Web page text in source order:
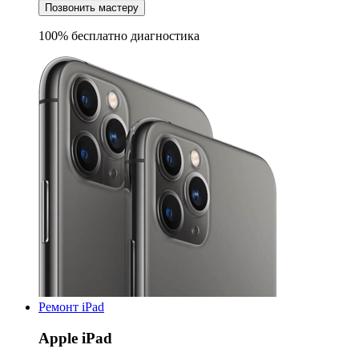
Позвонить мастеру
100% бесплатно диагностика
Ремонт iPad
Apple iPad